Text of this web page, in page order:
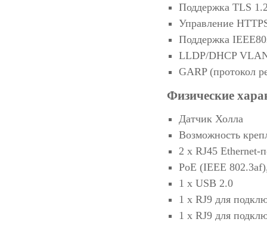
Поддержка TLS
Управление
Поддержка
LLDP/DHCP
GARP (протокол
Физические
Датчик Холла
Возможность
2 х RJ45 Ethernet-
PoE (IEEE
1 x USB 2.0
1 х RJ9 для
1 х RJ9 для